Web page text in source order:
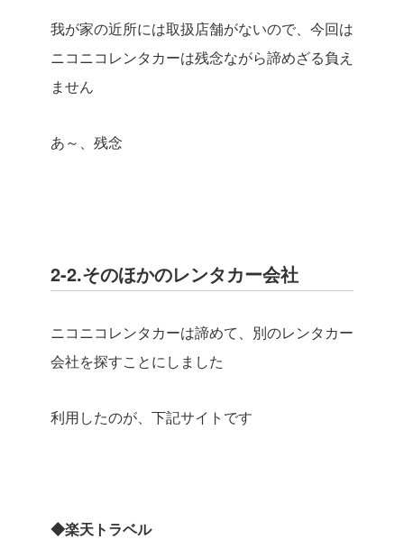
我が家の近所には取扱店舗がないので、今回は
ニコニコレンタカーは残念ながら諦めざる負え
ません
あ～、残念
2-2.そのほかのレンタカー会社
ニコニコレンタカーは諦めて、別のレンタカー
会社を探すことにしました
利用したのが、下記サイトです
◆楽天トラベル